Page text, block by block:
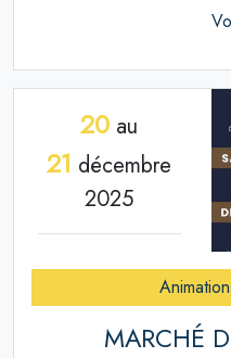
20 au
21 décembre
2025
MARCHÉ